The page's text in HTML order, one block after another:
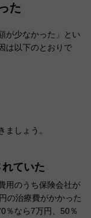
た
が少なかった」とい
は以下のとおりで
しょう。
ていた
用のうち保険会社が
の治療費がかかった
％なら7万円、50％